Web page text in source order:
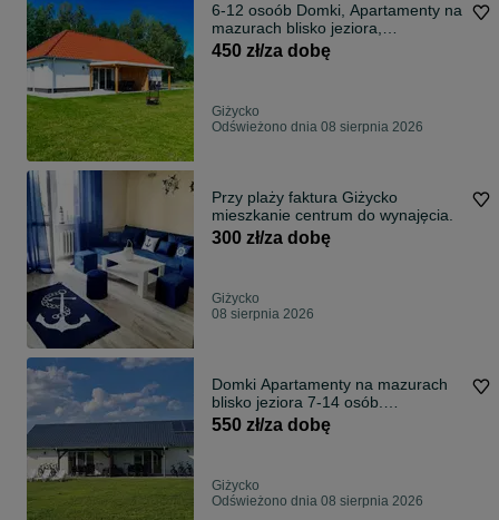
6-12 osoób Domki, Apartamenty na
mazurach blisko jeziora,
caloroczny, balia
450 zł/za dobę
Giżycko
Odświeżono dnia 08 sierpnia 2026
Przy plaży faktura Giżycko
mieszkanie centrum do wynajęcia.
300 zł/za dobę
Giżycko
08 sierpnia 2026
Domki Apartamenty na mazurach
blisko jeziora 7-14 osób.
Całoroczny z balią
550 zł/za dobę
Giżycko
Odświeżono dnia 08 sierpnia 2026